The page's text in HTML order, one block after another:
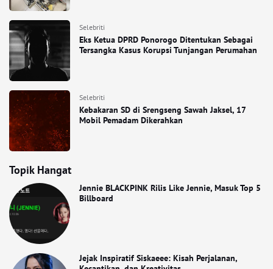
Selebriti
Eks Ketua DPRD Ponorogo Ditentukan Sebagai
Tersangka Kasus Korupsi Tunjangan Perumahan
Selebriti
Kebakaran SD di Srengseng Sawah Jaksel, 17
Mobil Pemadam Dikerahkan
Topik Hangat
Jennie BLACKPINK Rilis Like Jennie, Masuk Top 5
Billboard
Jejak Inspiratif Siskaeee: Kisah Perjalanan,